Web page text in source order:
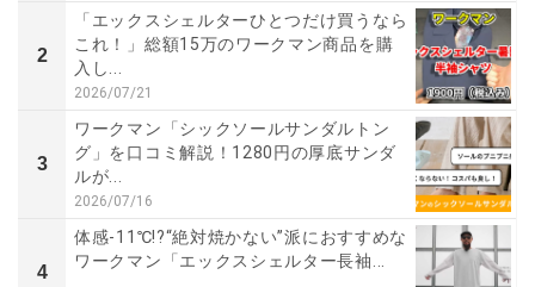
2
「エックスシェルターひとつだけ買うなら
これ！」総額15万のワークマン商品を購
入し...
2026/07/21
3
ワークマン「シックソールサンダルトン
グ」を口コミ解説！1280円の厚底サンダ
ルが...
2026/07/16
4
体感-11℃!?“絶対焼かない”派におすすめな
ワークマン「エックスシェルター長袖...